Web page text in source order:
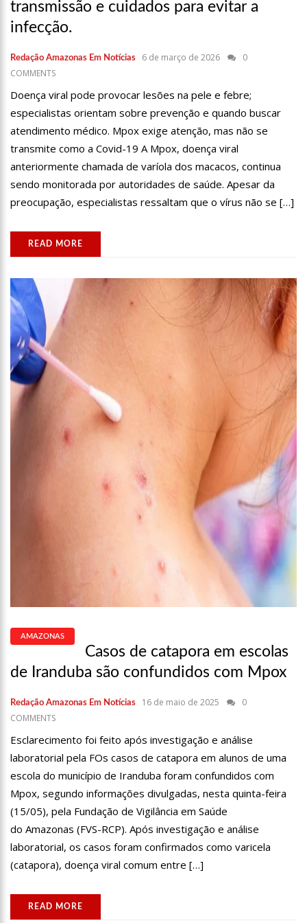
HISSA ABRAHÃO É RECEBIDO POR MULTIDÃO NA ZONA LESTE DE
23:40
HISSA ABRAHÃO CRITICA DECISÃO DE BARROSO SOBRE PISO
SALARIAL DE ENFERMEIROS
RECEBIDO POR MULTIDÃO NA ZONA SUL DE MANAUS
12:51
HISSA ABRAHÃO DISPARA E DEVE SER O PRIMEIRO NO AVANTE À
CÂMARA FEDERAL
21:55 HISSA ABRAHÃO FALA EM OPORTUNIDADES PARA FEIRANTES NO
ELDORADO
22:45 HISSA ABRAHÃO TEM CANDIDATURA DEFERIDA PELA JUSTIÇA
ELEITORAL
10:32
VACINAÇÃO CONTRA COVID-19 ACONTECE EM 12 POSTOS NESTE
SÁBADO EM MANAUS
18:03
BOLSISTAS DO PROUNI COMEÇAM A RECEBER HOJE AUXÍLIO DE R$
17:50 PESQUISA APONTA QUE TECNOLOGIA PODE AJUDAR NA
MELHORIA DA QUALIDADE DAS ESCOLAS NO AMAZONAS
20:07
AMAZONINO PRETENDE TRANSFORMA O ESTADO EM UM
CANTEIRO DE OBRAS PARA COMBATER DESEMPREGO? FOME E MISÉRIA
VIVIANE LIMA É APOSTA DO MDB PARA SER DEPUTADA FEDERAL
DO AMAZONAS
PREFEITURA ABRE CREDENCIAMENTO DE PRESTADORES DE
SERVIÇOS PARA O MANAUSMED
PRÉ-CANDIDATA A DEPUTADA FEDERAL, VIVIANE LIMA(MDB)
DESPONTA NAS PESQUISAS DE INTENÇÃO DE VOTOS
POPULARES EXPULSAM EQUIPE DA AMAZONAS ENERGIA QUE
TENTAVA INSTALAR NOVOS MEDIDORES EM MANAUS
BOLSONARO VAI RETORNAR A MANAUS NA SEGUNDA QUINZENA
14:41 MAIS DE 50 UNIDADES DE SAÚDE DA PREFEITURA OFERTAM
VACINA CONTRA A COVID-19 NESTA SEMANA EM MANAUS
MORADORES CELEBRAM PAGAMENTO DE INDENIZAÇÕES DO ANEL
11:55
ENGENHEIRO É O SEGUNDO BRASILEIRO A VIAJAR AO ESPAÇO,
CONFIRA AGORA:
SIEVIERODONETSK
PROVAS DO CONCURSO DA SEMSA DO NÍVEL MÉDIO ACONTECEM
NESTE DOMINGO EM MANAUS
TERRA EM 11 UNIDADES DE CONSERVAÇÃO ESTADUAIS
20:34 CAPACITAÇÃO PARA CONSELHEIROS TUTELARES DO AMAZONAS
TEM INICIO PROGRAMADO PARA SETEMBRO
transmissão e cuidados para evitar a
infecção.
Redação Amazonas Em Notícias 6 de março de 2026
0
COMMENTS
Doença viral pode provocar lesões na pele e febre;
especialistas orientam sobre prevenção e quando buscar
atendimento médico. Mpox exige atenção, mas não se
transmite como a Covid-19 A Mpox, doença viral
anteriormente chamada de varíola dos macacos, continua
sendo monitorada por autoridades de saúde. Apesar da
preocupação, especialistas ressaltam que o vírus não se […]
READ MORE
AMAZONAS
Casos de catapora em escolas
de Iranduba são confundidos com Mpox
Redação Amazonas Em Notícias 16 de maio de 2025
0
COMMENTS
Esclarecimento foi feito após investigação e análise
laboratorial pela FOs casos de catapora em alunos de uma
escola do município de Iranduba foram confundidos com
Mpox, segundo informações divulgadas, nesta quinta-feira
(15/05), pela Fundação de Vigilância em Saúde
do Amazonas (FVS-RCP). Após investigação e análise
laboratorial, os casos foram confirmados como varicela
(catapora), doença viral comum entre […]
READ MORE